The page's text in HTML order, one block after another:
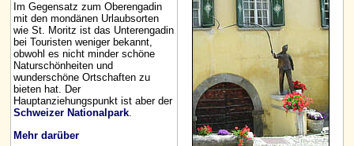
Im Gegensatz zum Oberengadin
mit den mondänen Urlaubsorten
wie St. Moritz ist das Unterengadin
bei Touristen weniger bekannt,
obwohl es nicht minder schöne
Naturschönheiten und
wunderschöne Ortschaften zu
bieten hat. Der
Hauptanziehungspunkt ist aber der
Schweizer Nationalpark.
Mehr darüber